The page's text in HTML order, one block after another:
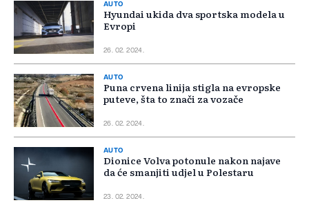
AUTO
Hyundai ukida dva sportska modela u
Evropi
26. 02. 2024.
AUTO
Puna crvena linija stigla na evropske
puteve, šta to znači za vozače
26. 02. 2024.
AUTO
Dionice Volva potonule nakon najave
da će smanjiti udjel u Polestaru
23. 02. 2024.